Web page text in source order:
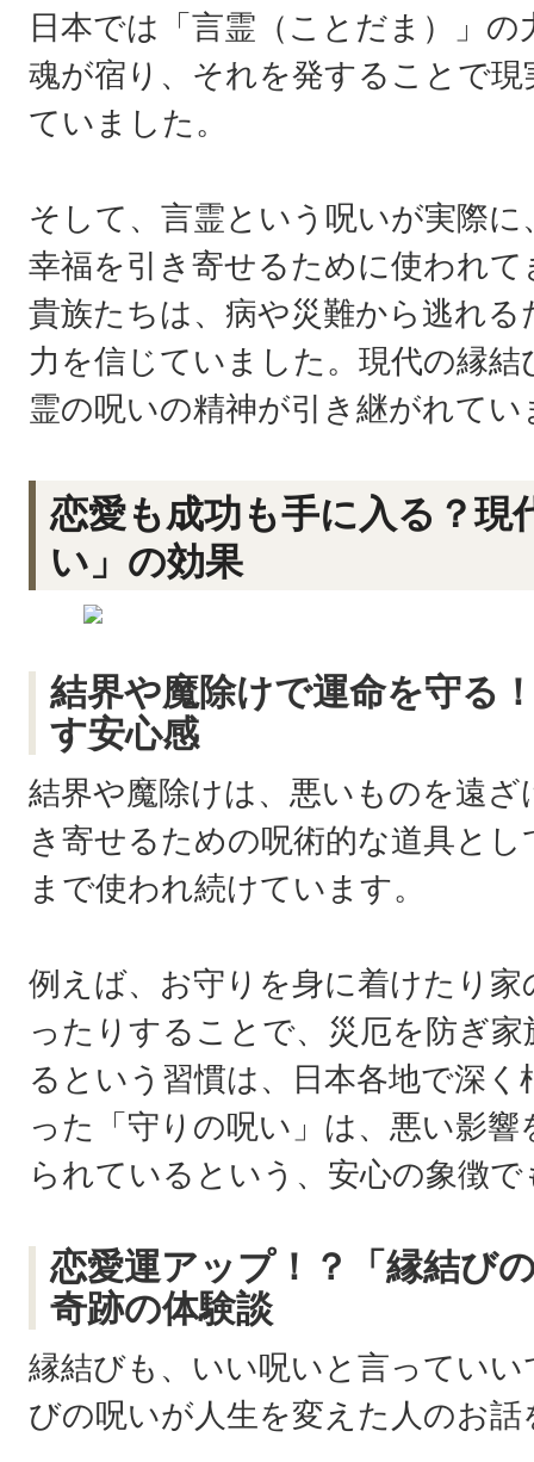
日本では「言霊（ことだま）」
魂が宿り、それを発することで
ていました。
そして、言霊という呪いが実際
幸福を引き寄せるために使われ
貴族たちは、病や災難から逃れ
力を信じていました。現代の縁
霊の呪いの精神が引き継がれてい
恋愛も成功も手に入る？現
い」の効果
結界や魔除けで運命を守る
す安心感
結界や魔除けは、悪いものを遠
き寄せるための呪術的な道具と
まで使われ続けています。
例えば、お守りを身に着けたり
ったりすることで、災厄を防ぎ
るという習慣は、日本各地で深
った「守りの呪い」は、悪い影
られているという、安心の象徴
恋愛運アップ！？「縁結び
奇跡の体験談
縁結びも、いい呪いと言ってい
びの呪いが人生を変えた人のお